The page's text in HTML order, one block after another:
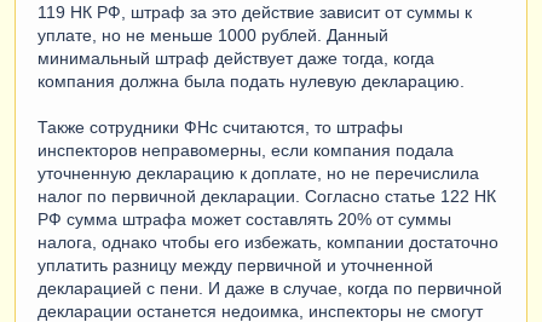
119 НК РФ, штраф за это действие зависит от суммы к
уплате, но не меньше 1000 рублей. Данный
минимальный штраф действует даже тогда, когда
компания должна была подать нулевую декларацию.
Также сотрудники ФНс считаются, то штрафы
инспекторов неправомерны, если компания подала
уточненную декларацию к доплате, но не перечислила
налог по первичной декларации. Согласно статье 122 НК
РФ сумма штрафа может составлять 20% от суммы
налога, однако чтобы его избежать, компании достаточно
уплатить разницу между первичной и уточненной
декларацией с пени. И даже в случае, когда по первичной
декларации останется недоимка, инспекторы не смогут